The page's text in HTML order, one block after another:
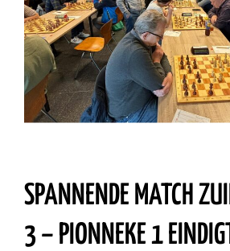
SPANNENDE MATCH
3 – PIONNEKE 1